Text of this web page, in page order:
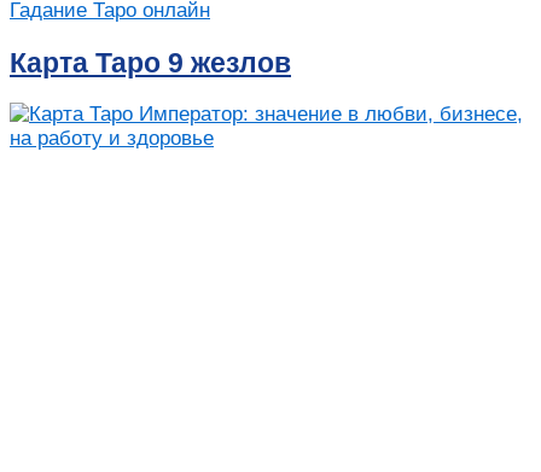
Гадание Таро онлайн
Карта Таро 9 жезлов